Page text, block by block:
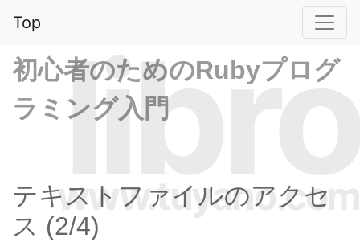
Top
libro
www.tuyano.com
初心者のためのRubyプログ
ラミング入門
テキストファイルのアクセ
ス (2/4)